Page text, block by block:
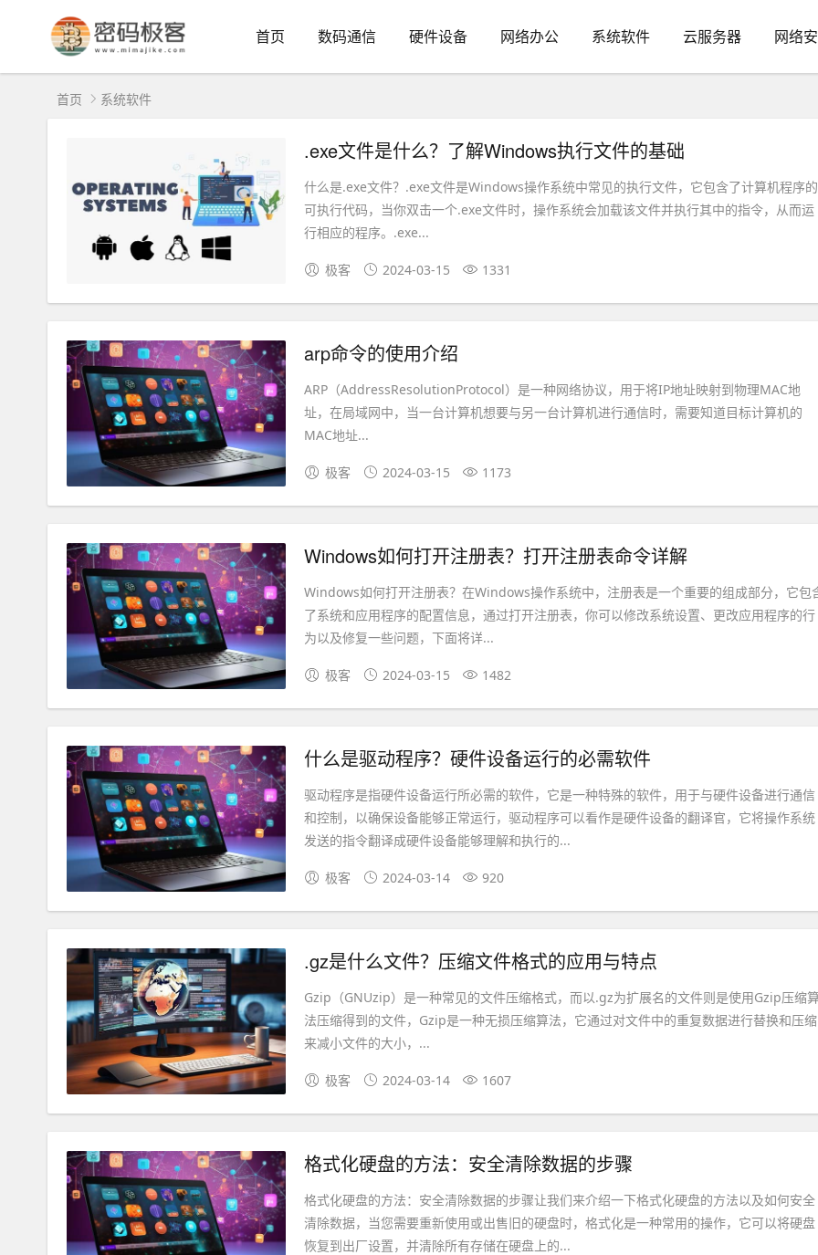
首页 数码通信 硬件设备 网络办公 系统软件 云服务器 网络
首页 系统软件
.exe文件是什么？了解Windows执行文件的基础
什么是.exe文件？.exe文件是Windows操作系统中常见的执行文件，它包含了计算机程序的
可执行代码，当你双击一个.exe文件时，操作系统会加载该文件并执行其中的指令，从而运
行相应的程序。.exe...
极客 2024-03-15 1331
arp命令的使用介绍
ARP（AddressResolutionProtocol）是一种网络协议，用于将IP地址映射到物理MAC地
址，在局域网中，当一台计算机想要与另一台计算机进行通信时，需要知道目标计算机的
MAC地址...
极客 2024-03-15 1173
Windows如何打开注册表？打开注册表命令详解
Windows如何打开注册表？在Windows操作系统中，注册表是一个重要的组成部分，它包
了系统和应用程序的配置信息，通过打开注册表，你可以修改系统设置、更改应用程序的行
为以及修复一些问题，下面将详...
极客 2024-03-15 1482
什么是驱动程序？硬件设备运行的必需软件
驱动程序是指硬件设备运行所必需的软件，它是一种特殊的软件，用于与硬件设备进行通信
和控制，以确保设备能够正常运行，驱动程序可以看作是硬件设备的翻译官，它将操作系统
发送的指令翻译成硬件设备能够理解和执行的...
极客 2024-03-14 920
.gz是什么文件？压缩文件格式的应用与特点
Gzip（GNUzip）是一种常见的文件压缩格式，而以.gz为扩展名的文件则是使用Gzip压缩
法压缩得到的文件，Gzip是一种无损压缩算法，它通过对文件中的重复数据进行替换和压缩
来减小文件的大小，...
极客 2024-03-14 1607
格式化硬盘的方法：安全清除数据的步骤
格式化硬盘的方法：安全清除数据的步骤让我们来介绍一下格式化硬盘的方法以及如何安全
清除数据，当您需要重新使用或出售旧的硬盘时，格式化是一种常用的操作，它可以将硬盘
恢复到出厂设置，并清除所有存储在硬盘上的...